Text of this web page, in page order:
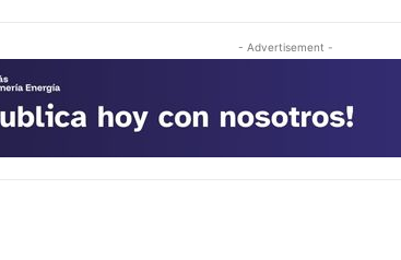
- Advertisement -